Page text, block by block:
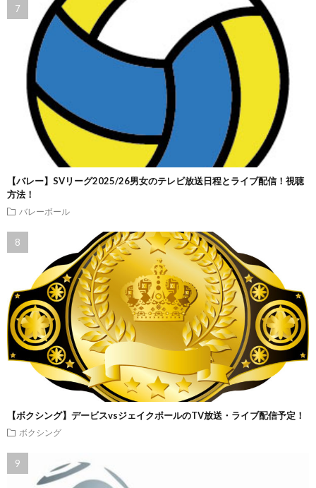
【バレー】SVリーグ2025/26男女のテレビ放送日程とライブ配信！視聴
方法！
バレーボール
【ボクシング】デービスvsジェイクポールのTV放送・ライブ配信予定！
ボクシング